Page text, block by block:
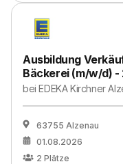
Ausbildung
Bäckerei (m/w/d) -
beiEDEKA Kirchner
63755 Alzenau
01.08.2026
2 Plätze